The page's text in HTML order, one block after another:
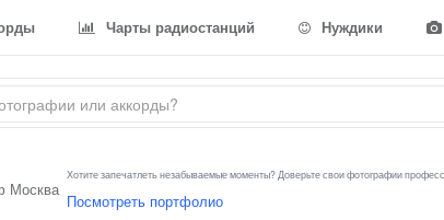
Чарты радиостанций Нуждики
Хотите запечатлеть незабываемые моменты? Доверьте свои фотографии
Посмотреть портфолио